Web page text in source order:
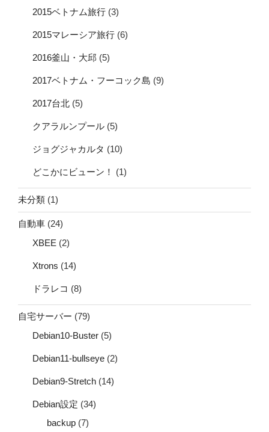
2015ベトナム旅行 (3)
2015マレーシア旅行 (6)
2016釜山・大邱 (5)
2017ベトナム・フーコック島 (9)
2017台北 (5)
クアラルンプール (5)
ジョグジャカルタ (10)
どこかにビューン！ (1)
未分類 (1)
自動車 (24)
XBEE (2)
Xtrons (14)
ドラレコ (8)
自宅サーバー (79)
Debian10-Buster (5)
Debian11-bullseye (2)
Debian9-Stretch (14)
Debian設定 (34)
backup (7)